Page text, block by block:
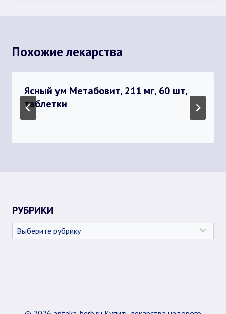
Похожие лекарства
Ясный ум Метабовит, 211 мг, 60 шт,
таблетки
РУБРИКИ
Рубрики